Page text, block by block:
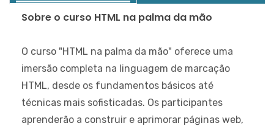
Sobre o curso HTML na palma da mão
O curso "HTML na palma da mão" oferece uma
imersão completa na linguagem de marcação
HTML, desde os fundamentos básicos até
técnicas mais sofisticadas. Os participantes
aprenderão a construir e aprimorar páginas web,